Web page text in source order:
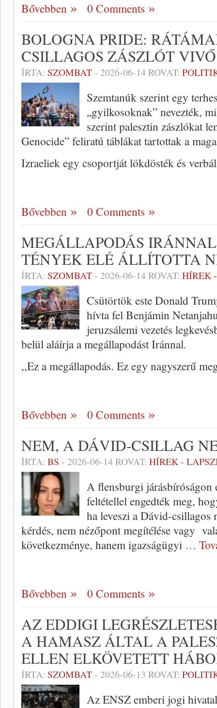
Bővebben 0 Comments
BOLOGNA PRIDE:
CSILLAGOS ZÁSZLÓT
ÍRTA: SZOMBAT- 2026-06-14ROVAT:
Szemtanúk szerint egy
„gyilkosoknak” nevezték,
szerint palesztin zászlókat
Genocide” feliratú táblákat tartottak a
Izraeliek egy csoportját lökdösték és
Bővebben 0 Comments
MEGÁLLAPODÁS
TÉNYEK ELÉ ÁLLÍTOTTA
ÍRTA: SZOMBAT- 2026-06-14ROVAT: HÍREK
Csütörtök este Donald
hívta fel Benjámin
jeruzsálemi vezetés
belül aláírja a megállapodást Iránnal.
,,Ez a megállapodás. Ez egy nagyszerű
Bővebben 0 Comments
NEM, A DÁVID-CSILLAG
ÍRTA: BS - 2026-06-14ROVAT: HÍREK -
A flensburgi járásbíróságon
feltétellel engedték meg,
ha leveszi a Dávid-csillagos
kérdés, nem nézőpont megítélése vagy
következménye, hanem igazságügyi …
Bővebben 0 Comments
AZ EDDIGI
A HAMASZ ÁLTAL A
ELLEN ELKÖVETETT
ÍRTA: SZOMBAT- 2026-06-13 ROVAT:
Az ENSZ emberi jogi